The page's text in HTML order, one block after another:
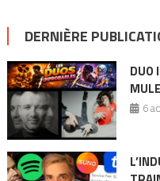
DERNIÈRE
DUO
6